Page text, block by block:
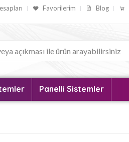
Favorilerim Blog
Panelli Sistemler